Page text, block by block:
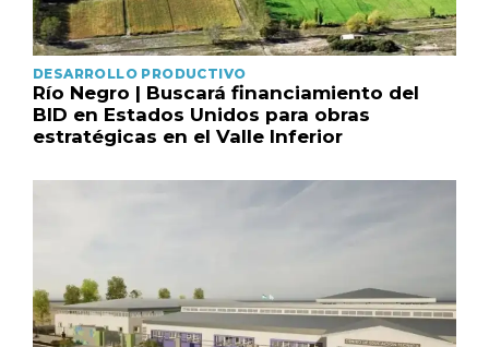
DESARROLLO PRODUCTIVO
Río Negro | Buscará financiamiento del
BID en Estados Unidos para obras
estratégicas en el Valle Inferior